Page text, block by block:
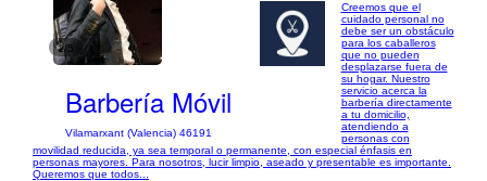
1/5
Barbería Móvil
Vilamarxant (Valencia) 46191
Creemos que el
cuidado personal no
debe ser un obstáculo
para los caballeros
que no pueden
desplazarse fuera de
su hogar. Nuestro
servicio acerca la
barbería directamente
a tu domicilio,
atendiendo a
personas con
movilidad reducida, ya sea temporal o permanente, con especial énfasis en
personas mayores. Para nosotros, lucir limpio, aseado y presentable es importante.
Queremos que todos...